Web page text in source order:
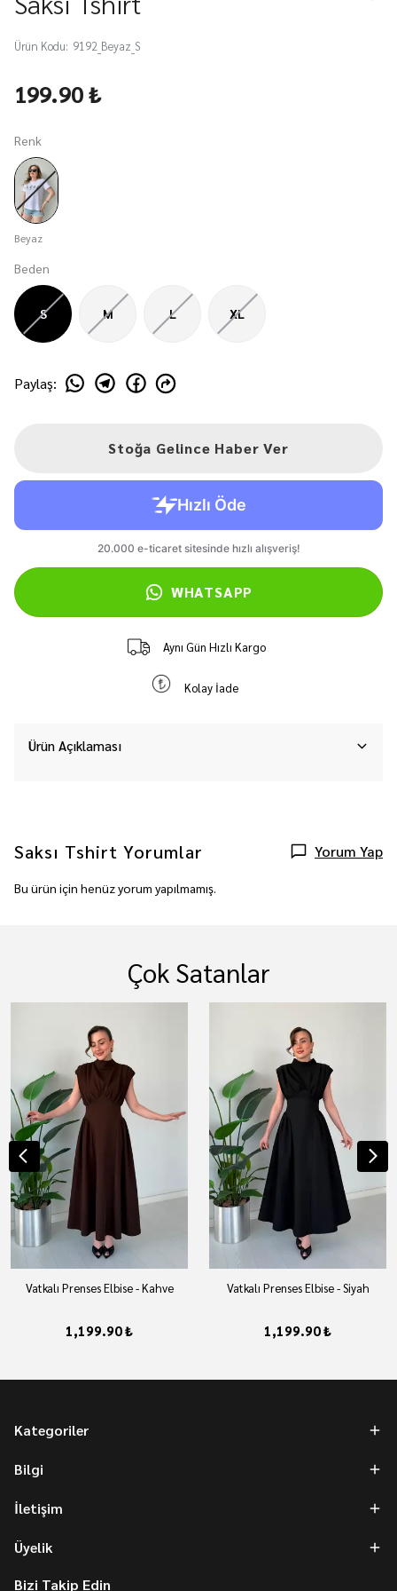
Ürün Kodu: 9192_Beyaz_S
199.90 ₺
Renk
Beyaz
Beden
S M L XL
Paylaş:
Stoğa Gelince Haber Ver
WHATSAPP
Aynı Gün Hızlı Kargo
Kolay İade
Ürün Açıklaması
Saksı Tshirt Yorumlar Yorum Yap
Bu ürün için henüz yorum yapılmamış.
Çok Satanlar
Vatkalı Prenses Elbise - Kahve
1,199.90 ₺
Vatkalı Prenses Elbise - Siyah
1,199.90 ₺
Kategoriler
Bilgi
İletişim
Üyelik
Bizi Takip Edin